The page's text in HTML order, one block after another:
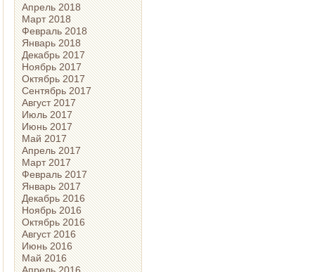
Апрель 2018
Март 2018
Февраль 2018
Январь 2018
Декабрь 2017
Ноябрь 2017
Октябрь 2017
Сентябрь 2017
Август 2017
Июль 2017
Июнь 2017
Май 2017
Апрель 2017
Март 2017
Февраль 2017
Январь 2017
Декабрь 2016
Ноябрь 2016
Октябрь 2016
Август 2016
Июнь 2016
Май 2016